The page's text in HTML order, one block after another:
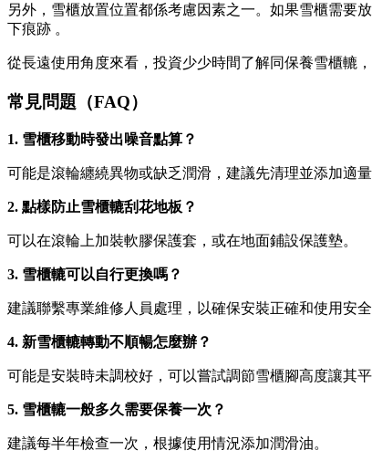
另外，雪櫃放置位置都係考慮因素之一。如果雪櫃需要
下痕跡 。
從長遠使用角度來看，投資少少時間了解同保養雪櫃轆
常見問題（FAQ）
1. 雪櫃移動時發出噪音點算？
可能是滾輪纏繞異物或缺乏潤滑，建議先清理並添加適量
2. 點樣防止雪櫃轆刮花地板？
可以在滾輪上加裝軟膠保護套，或在地面鋪設保護墊。
3. 雪櫃轆可以自行更換嗎？
建議聯繫專業維修人員處理，以確保安裝正確和使用安全
4. 新雪櫃轆轉動不順暢怎麼辦？
可能是安裝時未調校好，可以嘗試調節雪櫃腳高度讓其平
5. 雪櫃轆一般多久需要保養一次？
建議每半年檢查一次，根據使用情況添加潤滑油。